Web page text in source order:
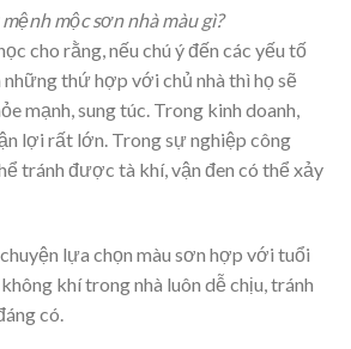
mộc sơn nhà màu gì?
cho rằng, nếu chú ý đến các yếu tố
thứ hợp với chủ nhà thì họ sẽ
mạnh, sung túc. Trong kinh doanh,
lợi rất lớn. Trong sự nghiệp công
tránh được tà khí, vận đen có thể xảy
lựa chọn màu sơn hợp với tuổi
khí trong nhà luôn dễ chịu, tránh
có.